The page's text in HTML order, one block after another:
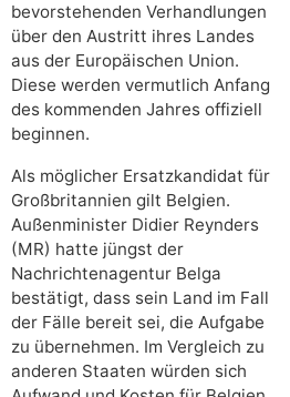
bevorstehenden Verhandlungen
über den Austritt ihres Landes
aus der Europäischen Union.
Diese werden vermutlich Anfang
des kommenden Jahres offiziell
beginnen.
Als möglicher Ersatzkandidat für
Großbritannien gilt Belgien.
Außenminister Didier Reynders
(MR) hatte jüngst der
Nachrichtenagentur Belga
bestätigt, dass sein Land im Fall
der Fälle bereit sei, die Aufgabe
zu übernehmen. Im Vergleich zu
anderen Staaten würden sich